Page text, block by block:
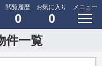
閲覧履歴
0
お気に入り
0
メニュー
件一覧